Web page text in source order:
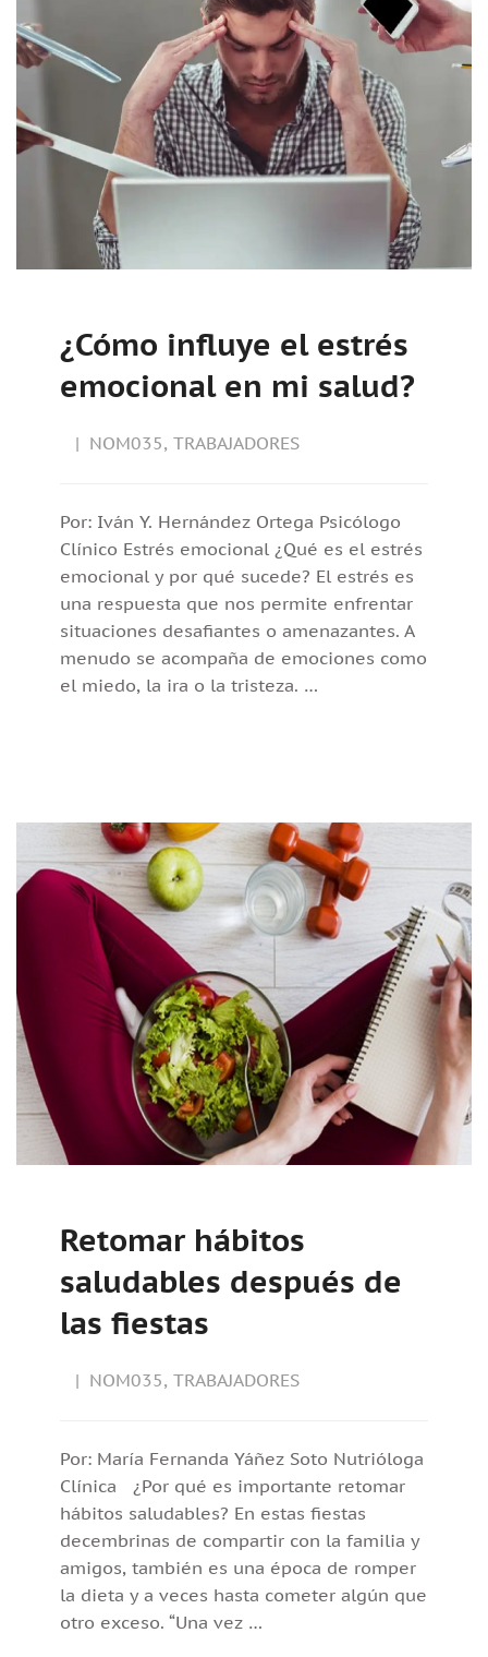
¿Cómo influye el estrés
emocional en mi salud?
NOM035, TRABAJADORES
Por: Iván Y. Hernández Ortega Psicólogo
Clínico Estrés emocional ¿Qué es el estrés
emocional y por qué sucede? El estrés es
una respuesta que nos permite enfrentar
situaciones desafiantes o amenazantes. A
menudo se acompaña de emociones como
el miedo, la ira o la tristeza. …
Retomar hábitos
saludables después de
las fiestas
NOM035, TRABAJADORES
Por: María Fernanda Yáñez Soto Nutrióloga
Clínica ¿Por qué es importante retomar
hábitos saludables? En estas fiestas
decembrinas de compartir con la familia y
amigos, también es una época de romper
la dieta y a veces hasta cometer algún que
otro exceso. “Una vez …